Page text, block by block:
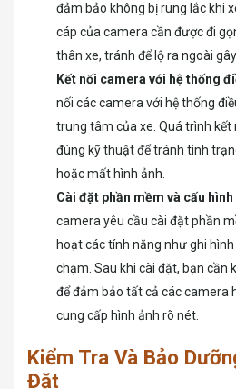
đảm bảo không bị rung lắc khi
cáp của camera cần được đi
thân xe, tránh để lộ ra ngoài
Kết nối camera với hệ thống
nối các camera với hệ thống
trung tâm của xe. Quá trình kết
đúng kỹ thuật để tránh tình
hoặc mất hình ảnh.
Cài đặt phần mềm và cấu
camera yêu cầu cài đặt phần
hoạt các tính năng như ghi
chạm. Sau khi cài đặt, bạn cần
để đảm bảo tất cả các camera
cung cấp hình ảnh rõ nét.
Kiểm Tra Và Bảo
Đặt